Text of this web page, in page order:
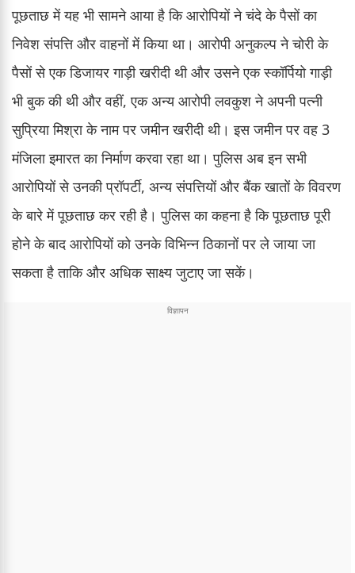
पूछताछ में यह भी सामने आया है कि आरोपियों ने चंदे के पैसों का
निवेश संपत्ति और वाहनों में किया था। आरोपी अनुकल्प ने चोरी के
पैसों से एक डिजायर गाड़ी खरीदी थी और उसने एक स्कॉर्पियो गाड़ी
भी बुक की थी और वहीं, एक अन्य आरोपी लवकुश ने अपनी पत्नी
सुप्रिया मिश्रा के नाम पर जमीन खरीदी थी। इस जमीन पर वह 3
मंजिला इमारत का निर्माण करवा रहा था। पुलिस अब इन सभी
आरोपियों से उनकी प्रॉपर्टी, अन्य संपत्तियों और बैंक खातों के विवरण
के बारे में पूछताछ कर रही है। पुलिस का कहना है कि पूछताछ पूरी
होने के बाद आरोपियों को उनके विभिन्न ठिकानों पर ले जाया जा
सकता है ताकि और अधिक साक्ष्य जुटाए जा सकें।